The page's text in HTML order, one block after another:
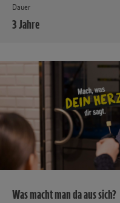
Dauer
3 Jahre
Was macht man da aus sich?